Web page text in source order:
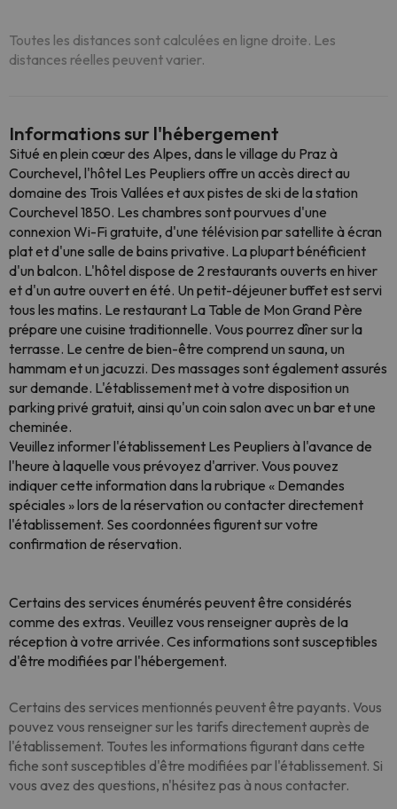
Toutes les distances sont calculées en ligne droite. Les
distances réelles peuvent varier.
Informations sur l'hébergement
Situé en plein cœur des Alpes, dans le village du Praz à
Courchevel, l'hôtel Les Peupliers offre un accès direct au
domaine des Trois Vallées et aux pistes de ski de la station
Courchevel 1850. Les chambres sont pourvues d'une
connexion Wi-Fi gratuite, d'une télévision par satellite à écran
plat et d'une salle de bains privative. La plupart bénéficient
d'un balcon. L'hôtel dispose de 2 restaurants ouverts en hiver
et d'un autre ouvert en été. Un petit-déjeuner buffet est servi
tous les matins. Le restaurant La Table de Mon Grand Père
prépare une cuisine traditionnelle. Vous pourrez dîner sur la
terrasse. Le centre de bien-être comprend un sauna, un
hammam et un jacuzzi. Des massages sont également assurés
sur demande. L'établissement met à votre disposition un
parking privé gratuit, ainsi qu'un coin salon avec un bar et une
cheminée.
Veuillez informer l'établissement Les Peupliers à l'avance de
l'heure à laquelle vous prévoyez d'arriver. Vous pouvez
indiquer cette information dans la rubrique « Demandes
spéciales » lors de la réservation ou contacter directement
l'établissement. Ses coordonnées figurent sur votre
confirmation de réservation.
Certains des services énumérés peuvent être considérés
comme des extras. Veuillez vous renseigner auprès de la
réception à votre arrivée. Ces informations sont susceptibles
d'être modifiées par l'hébergement.
Certains des services mentionnés peuvent être payants. Vous
pouvez vous renseigner sur les tarifs directement auprès de
l'établissement. Toutes les informations figurant dans cette
fiche sont susceptibles d'être modifiées par l'établissement. Si
vous avez des questions, n'hésitez pas à nous contacter.